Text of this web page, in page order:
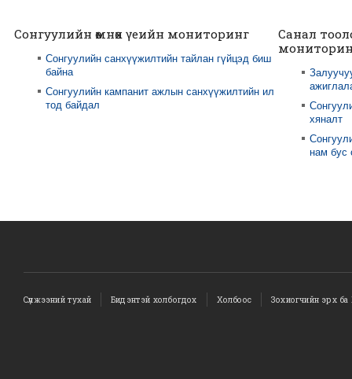
Сонгуулийн өмнөх үеийн мониторинг
Сонгуулийн санхүүжилтийн тайлан гүйцэд биш
байна
Сонгуулийн кампанит ажлын санхүүжилтийн ил
тод байдал
Санал
хяналт
нам бус
Сүлжээний тухай Бидэнтэй холбогдох Холбоос Зохиогчийн эрх